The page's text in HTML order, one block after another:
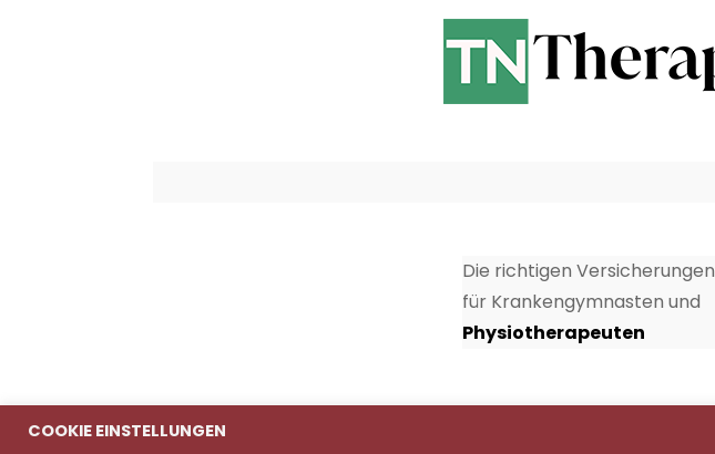
Die richtigen Versicherungen
für Krankengymnasten und
Physiotherapeuten
COOKIE EINSTELLUNGEN